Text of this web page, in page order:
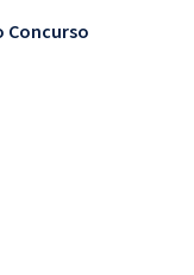
Concurso